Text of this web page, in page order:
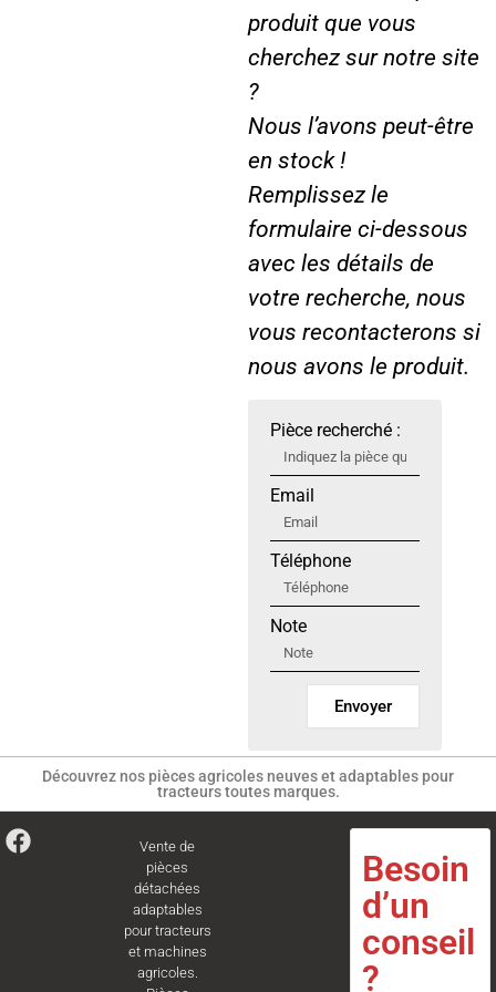
produit que vous
cherchez sur notre site
?
Nous l’avons peut-être
en stock !
Remplissez le
formulaire ci-dessous
avec les détails de
votre recherche, nous
vous recontacterons si
nous avons le produit.
Pièce recherché :
Email
Téléphone
Note
Envoyer
Découvrez nos pièces agricoles neuves et adaptables pour
tracteurs toutes marques.
Vente de
pièces
détachées
adaptables
pour tracteurs
et machines
agricoles.
Besoin
d’un
conseil
?